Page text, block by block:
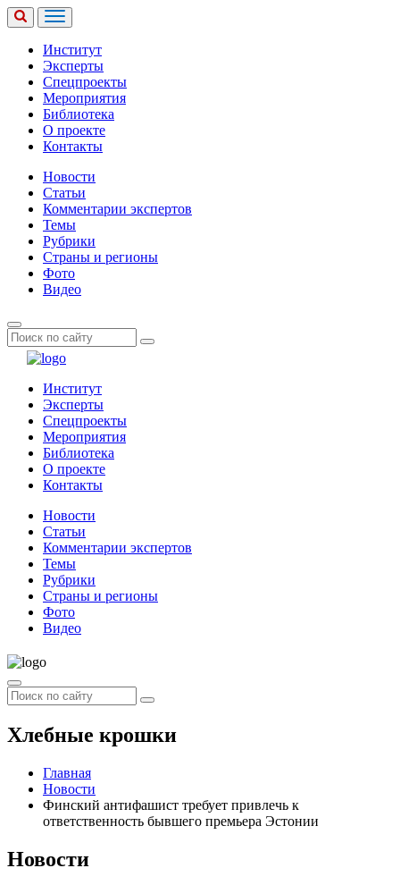
Институт
Эксперты
Спецпроекты
Мероприятия
Библиотека
О проекте
Контакты
Новости
Статьи
Комментарии экспертов
Темы
Рубрики
Страны и регионы
Фото
Видео
Институт
Эксперты
Спецпроекты
Мероприятия
Библиотека
О проекте
Контакты
Новости
Статьи
Комментарии экспертов
Темы
Рубрики
Страны и регионы
Фото
Видео
Хлебные крошки
Главная
Новости
Финский антифашист требует привлечь к
ответственность бывшего премьера Эстонии
Новости